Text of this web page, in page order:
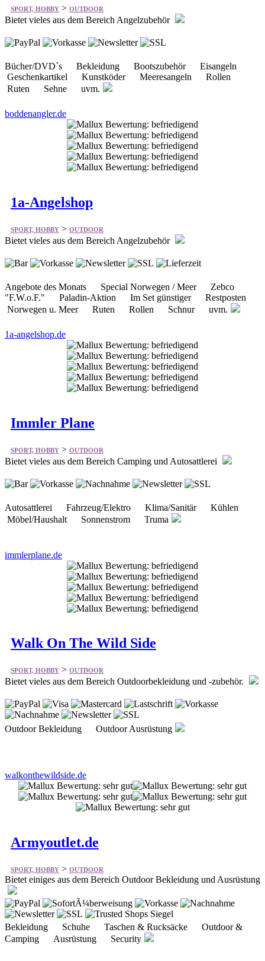
Bücher/DVD`s Bekleidung Bootszubehör Eisangeln
Geschenkartikel Kunstköder Meeresangeln Rollen
Ruten Sehne uvm.
boddenangler.de
1a-Angelshop
SPORT, HOBBY> OUTDOOR
Bietet vieles aus dem Bereich Angelzubehör
Angebote des Monats Special Norwegen / Meer Zebco
"F.W.o.F." Paladin-Aktion Im Set günstiger Restposten
1a-angelshop.de
Immler Plane
SPORT, HOBBY>OUTDOOR
Bietet vieles aus dem Bereich Camping und Autosattlerei
Autosattlerei Fahrzeug/Elektro Klima/Sanitär Kühlen
Möbel/Haushalt Sonnenstrom Truma
Walk On The Wild Side
SPORT, HOBBY >OUTDOOR
Bietet vieles aus dem Bereich Outdoorbekleidung und -zubehör.
Outdoor Bekleidung Outdoor Ausrüstung
Armyoutlet.de
SPORT, HOBBY>OUTDOOR
Bietet einiges aus dem Bereich Outdoor Bekleidung und Ausrüstung
Bekleidung Schuhe Taschen & Rucksäcke Outdoor &
Camping Ausrüstung Security
armyoutlet.de